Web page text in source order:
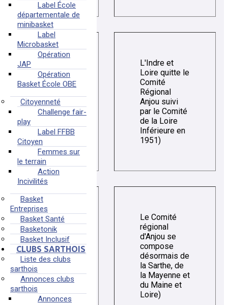
Label École
départementale de
minibasket
Label
Microbasket
Opération
JAP
Opération
Basket École OBE
Citoyenneté
Challenge fair-
play
Label FFBB
Citoyen
Femmes sur
le terrain
Action
Incivilités
Basket
Entreprises
Basket Santé
Basketonik
Basket Inclusif
CLUBS SARTHOIS
Liste des clubs
sarthois
Annonces clubs
sarthois
Annonces
1945
L'Indre et
Loire quitte le
Comité
Régional
Anjou suivi
par le Comité
de la Loire
Inférieure en
1951)
1951
Le Comité
régional
d'Anjou se
compose
désormais de
la Sarthe, de
la Mayenne et
du Maine et
Loire)